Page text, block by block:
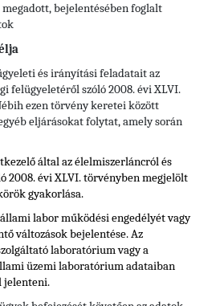
bejelentésében foglalt
és irányítási feladatait az
felügyeletéről szóló 2008. évi XLVI.
ezen törvény keretei között
eljárásokat folytat, amely során
által az élelmiszerláncról és
2008. évi XLVI. törvényben megjelölt
gyakorlása.
labor működési engedélyét vagy
változások bejelentése. Az
laboratórium vagy a
üzemi laboratórium adataiban
jelenteni.